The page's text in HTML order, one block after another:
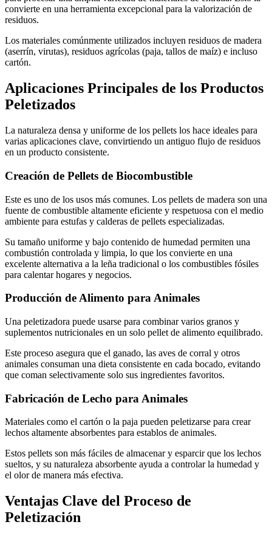
convierte en una herramienta excepcional para la valorización de
residuos.
Los materiales comúnmente utilizados incluyen residuos de madera
(aserrín, virutas), residuos agrícolas (paja, tallos de maíz) e incluso
cartón.
Aplicaciones Principales de los Productos
Peletizados
La naturaleza densa y uniforme de los pellets los hace ideales para
varias aplicaciones clave, convirtiendo un antiguo flujo de residuos
en un producto consistente.
Creación de Pellets de Biocombustible
Este es uno de los usos más comunes. Los pellets de madera son una
fuente de combustible altamente eficiente y respetuosa con el medio
ambiente para estufas y calderas de pellets especializadas.
Su tamaño uniforme y bajo contenido de humedad permiten una
combustión controlada y limpia, lo que los convierte en una
excelente alternativa a la leña tradicional o los combustibles fósiles
para calentar hogares y negocios.
Producción de Alimento para Animales
Una peletizadora puede usarse para combinar varios granos y
suplementos nutricionales en un solo pellet de alimento equilibrado.
Este proceso asegura que el ganado, las aves de corral y otros
animales consuman una dieta consistente en cada bocado, evitando
que coman selectivamente solo sus ingredientes favoritos.
Fabricación de Lecho para Animales
Materiales como el cartón o la paja pueden peletizarse para crear
lechos altamente absorbentes para establos de animales.
Estos pellets son más fáciles de almacenar y esparcir que los lechos
sueltos, y su naturaleza absorbente ayuda a controlar la humedad y
el olor de manera más efectiva.
Ventajas Clave del Proceso de
Peletización